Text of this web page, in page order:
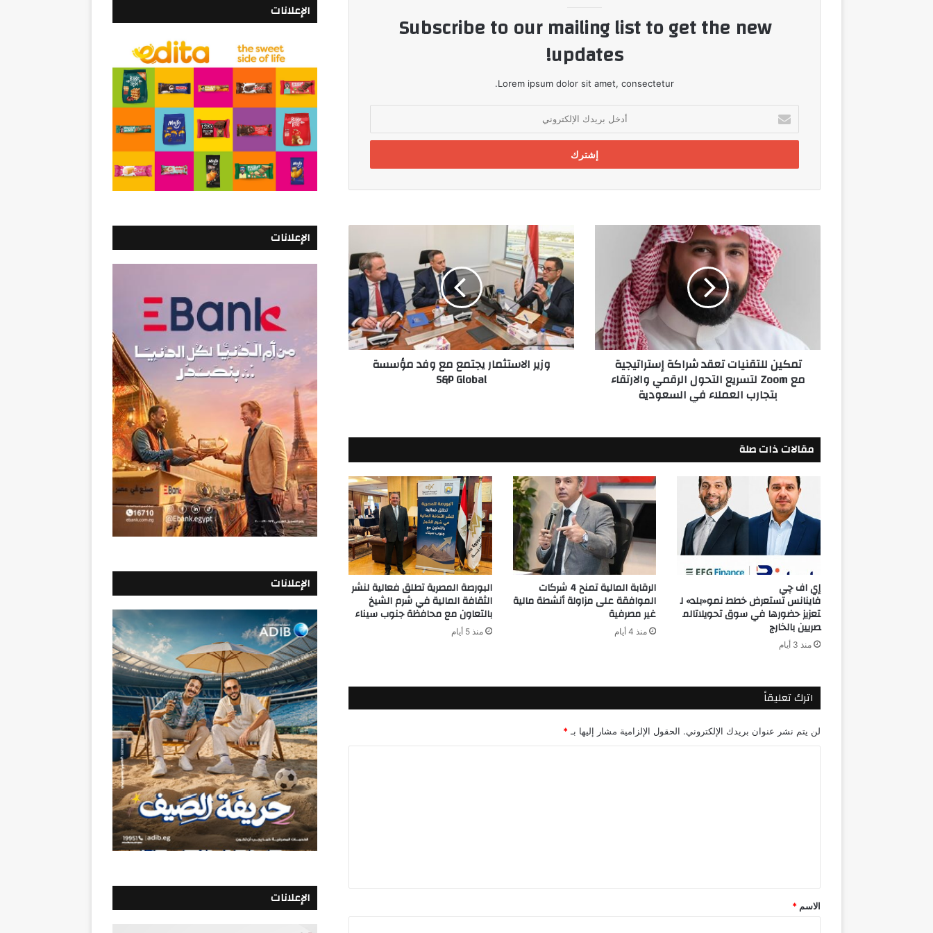
Subscribe to our mailing list to get the new
updates!
Lorem ipsum dolor sit amet, consectetur.
بريدك
الإلكتروني
التحول
الرقمي
والارتقاء
السعودية
تمكين للتقنيات تعقد شراكة إستراتيجية
مع Zoom لتسريع التحول الرقمي والارتقاء
بتجارب العملاء في السعودية
وزير
الاستثمار
يجتمع
مع
وفد
مؤسسة
S&P
Global
وزير الاستثمار يجتمع مع وفد مؤسسة
S&P Global
مقالات ذات صلة
إي اف چي
فاينانس تستعرض خطط نمو«بلد» ل
تعزيز حضورها في سوق تحويلاتالم
صريين بالخارج
منذ 3 أيام
الرقابة المالية تمنح 4 شركات
الموافقة على مزاولة أنشطة مالية
غير مصرفية
منذ 4 أيام
البورصة المصرية تطلق فعالية لنشر
الثقافة المالية في شرم الشيخ
بالتعاون مع محافظة جنوب سيناء
منذ 5 أيام
اترك تعليقاً
لن يتم نشر عنوان بريدك الإلكتروني. الحقول الإلزامية مشار إليها بـ *
*
الاسم *
الإعلانات
الإعلانات
الإعلانات
الإعلانات